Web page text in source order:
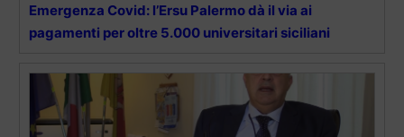
Emergenza Covid: l’Ersu Palermo dà il via ai
pagamenti per oltre 5.000 universitari siciliani